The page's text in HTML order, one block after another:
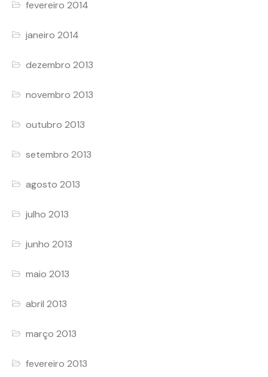
fevereiro 2014
janeiro 2014
dezembro 2013
novembro 2013
outubro 2013
setembro 2013
agosto 2013
julho 2013
junho 2013
maio 2013
abril 2013
março 2013
fevereiro 2013